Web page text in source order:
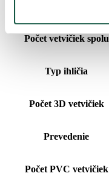
Počet vetvičiek spolu
Typ ihličia
Počet 3D vetvičiek
Prevedenie
Počet PVC vetvičiek